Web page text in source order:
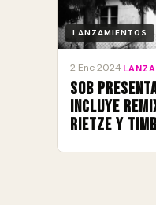
LANZAMIENTOS
2 Ene 2024
Sob
incluye
Rietze y